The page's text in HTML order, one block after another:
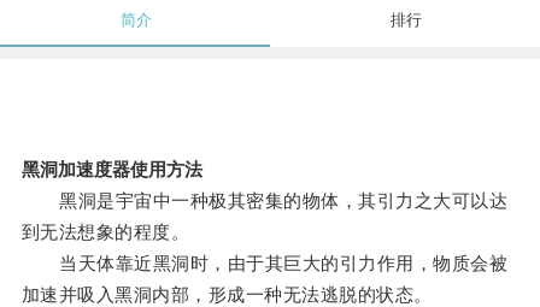
简介 排行
黑洞加速度器使用方法
黑洞是宇宙中一种极其密集的物体，其引力之大可以达
到无法想象的程度。
当天体靠近黑洞时，由于其巨大的引力作用，物质会被
加速并吸入黑洞内部，形成一种无法逃脱的状态。